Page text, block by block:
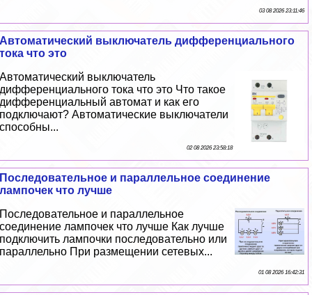
03 08 2026 23:11:46
Автоматический выключатель дифференциального
тока что это
Автоматический выключатель
дифференциального тока что это Что такое
дифференциальный автомат и как его
подключают? Автоматические выключатели
способны...
02 08 2026 23:58:18
Последовательное и параллельное соединение
лампочек что лучше
Последовательное и параллельное
соединение лампочек что лучше Как лучше
подключить лампочки последовательно или
параллельно При размещении сетевых...
01 08 2026 16:42:31